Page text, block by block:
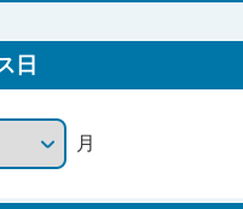
日
月